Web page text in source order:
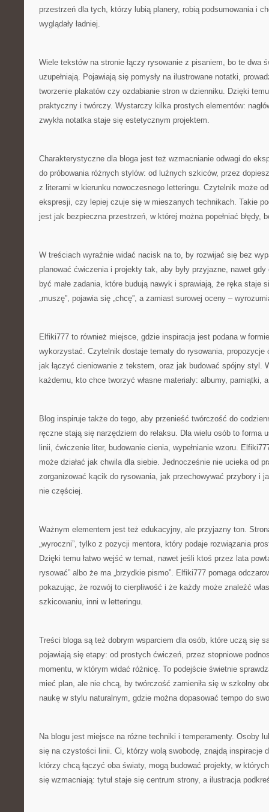
przestrzeń dla tych, którzy lubią planery, robią podsumowania i
wyglądały ładniej.
Wiele tekstów na stronie łączy rysowanie z pisaniem, bo te dwa
uzupełniają. Pojawiają się pomysły na ilustrowane notatki,
tworzenie plakatów czy ozdabianie stron w dzienniku. Dzięki
praktyczny i twórczy. Wystarczy kilka prostych elementów:
zwykła notatka staje się estetycznym projektem.
Charakterystyczne dla bloga jest też wzmacnianie odwagi do
do próbowania różnych stylów: od luźnych szkiców, przez
z literami w kierunku nowoczesnego letteringu. Czytelnik może
ekspresji, czy lepiej czuje się w mieszanych technikach. Takie
jest jak bezpieczna przestrzeń, w której można popełniać błędy,
W treściach wyraźnie widać nacisk na to, by rozwijać się bez
planować ćwiczenia i projekty tak, aby były przyjazne, nawet gdy
być małe zadania, które budują nawyk i sprawiają, że ręka staje
„muszę”, pojawia się „chcę”, a zamiast surowej oceny –
Elfiki777 to również miejsce, gdzie inspiracja jest podana w
wykorzystać. Czytelnik dostaje tematy do rysowania, propozycje
jak łączyć cieniowanie z tekstem, oraz jak budować spójny styl.
każdemu, kto chce tworzyć własne materiały: albumy, pamiątki,
Blog inspiruje także do tego, aby przenieść twórczość do
ręczne stają się narzędziem do relaksu. Dla wielu osób to forma
linii, ćwiczenie liter, budowanie cienia, wypełnianie wzoru.
może działać jak chwila dla siebie. Jednocześnie nie ucieka od
zorganizować kącik do rysowania, jak przechowywać przybory i
nie częściej.
Ważnym elementem jest też edukacyjny, ale przyjazny ton.
„wyroczni”, tylko z pozycji mentora, który podaje rozwiązania
Dzięki temu łatwo wejść w temat, nawet jeśli ktoś przez lata
rysować” albo że ma „brzydkie pismo”. Elfiki777 pomaga
pokazując, że rozwój to cierpliwość i że każdy może znaleźć
szkicowaniu, inni w letteringu.
Treści bloga są też dobrym wsparciem dla osób, które uczą się
pojawiają się etapy: od prostych ćwiczeń, przez stopniowe
momentu, w którym widać różnicę. To podejście świetnie
mieć plan, ale nie chcą, by twórczość zamieniła się w szkolny
naukę w stylu naturalnym, gdzie można dopasować tempo do
Na blogu jest miejsce na różne techniki i temperamenty. Osoby
się na czystości linii. Ci, którzy wolą swobodę, znajdą inspiracje
którzy chcą łączyć oba światy, mogą budować projekty, w
się wzmacniają: tytuł staje się centrum strony, a ilustracja